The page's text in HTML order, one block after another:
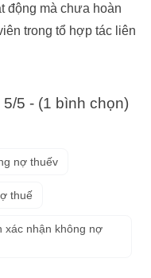
động mà chưa hoàn
trong tổ hợp tác liên
5/5 - (1 bình chọn)
nợ thuếv
thuế
xác nhận không nợ